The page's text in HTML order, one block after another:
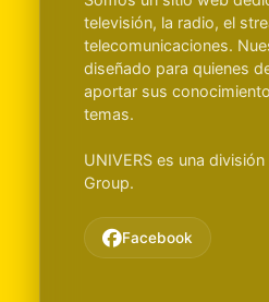
televisión, la radio, el
telecomunicaciones.
diseñado para quienes
aportar sus
temas.
UNIVERS es una división
Group.
Facebook